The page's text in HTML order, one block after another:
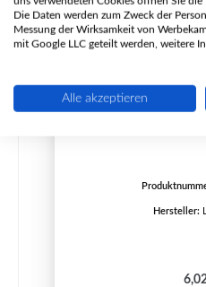
La Nordica
Hersteller:
Die Daten werden zum Zweck der
Messung der Wirksamkeit von
mit Google LLC geteilt werden, weitere
Alle akzeptieren